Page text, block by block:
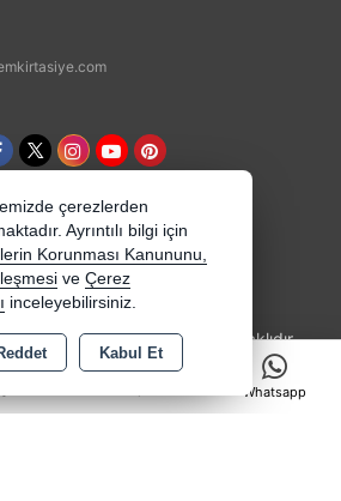
0
Whatsapp
- Tüm hakları saklıdır.
256bit SSL sertifikası ile
çerezlerden
Ayrıntılı bilgi için
Korunması Kanununu,
ve Çerez
inceleyebilirsiniz.
Kabul Et